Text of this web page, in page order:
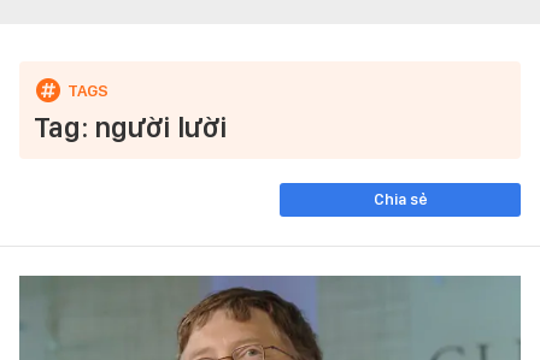
Tag: người lười
Chia sẻ